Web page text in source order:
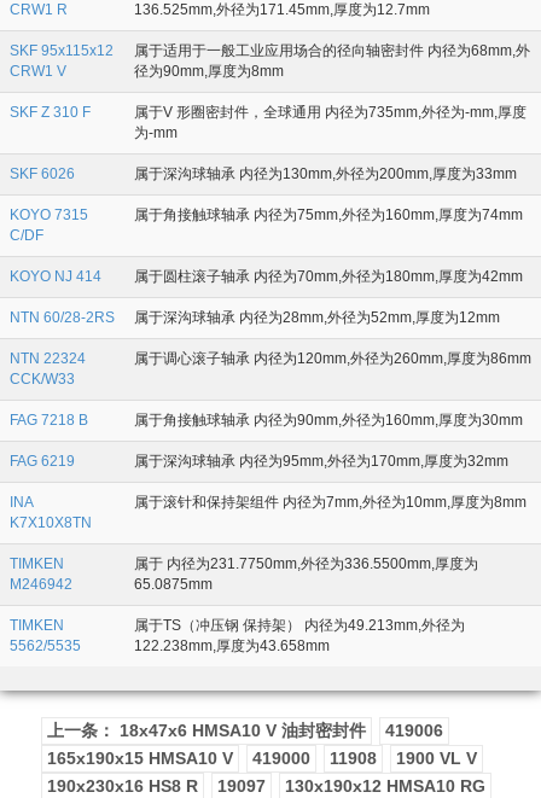
CRW1 R
136.525mm,外径为171.45mm,厚度为12.7mm
SKF 95x115x12
CRW1 V
属于适用于一般工业应用场合的径向轴密封件 内径为68mm,外
径为90mm,厚度为8mm
SKF Z 310 F
属于V 形圈密封件，全球通用 内径为735mm,外径为-mm,厚度
为-mm
SKF 6026 属于深沟球轴承 内径为130mm,外径为200mm,厚度为33mm
KOYO 7315
C/DF
属于角接触球轴承 内径为75mm,外径为160mm,厚度为74mm
KOYO NJ 414 属于圆柱滚子轴承 内径为70mm,外径为180mm,厚度为42mm
NTN 60/28-2RS 属于深沟球轴承 内径为28mm,外径为52mm,厚度为12mm
NTN 22324
CCK/W33
属于调心滚子轴承 内径为120mm,外径为260mm,厚度为86mm
FAG 7218 B 属于角接触球轴承 内径为90mm,外径为160mm,厚度为30mm
FAG 6219 属于深沟球轴承 内径为95mm,外径为170mm,厚度为32mm
INA
K7X10X8TN
属于滚针和保持架组件 内径为7mm,外径为10mm,厚度为8mm
TIMKEN
M246942
属于 内径为231.7750mm,外径为336.5500mm,厚度为
65.0875mm
TIMKEN
5562/5535
属于TS（冲压钢 保持架） 内径为49.213mm,外径为
122.238mm,厚度为43.658mm
上一条： 18x47x6 HMSA10 V 油封密封件
419006
165x190x15 HMSA10 V
419000 11908
1900 VL V
190x230x16 HS8 R
19097 130x190x12 HMSA10 RG